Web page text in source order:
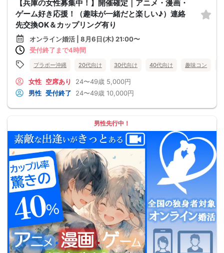
【兵庫の女性募集中！】開催確定｜アニメ・漫画・
ゲーム好き応援！（趣味が一緒だと楽しい♪）連絡
先交換OK＆カップリング有り
オンライン婚活 | 8月6日(木) 21:00〜
受付終了まで4時間
ブラボー沖縄 20代向け 30代向け 40代向け 趣味コン
女性 空席あり 24〜49歳 5,000円
男性 受付終了 24〜49歳 10,000円
男性先行中！